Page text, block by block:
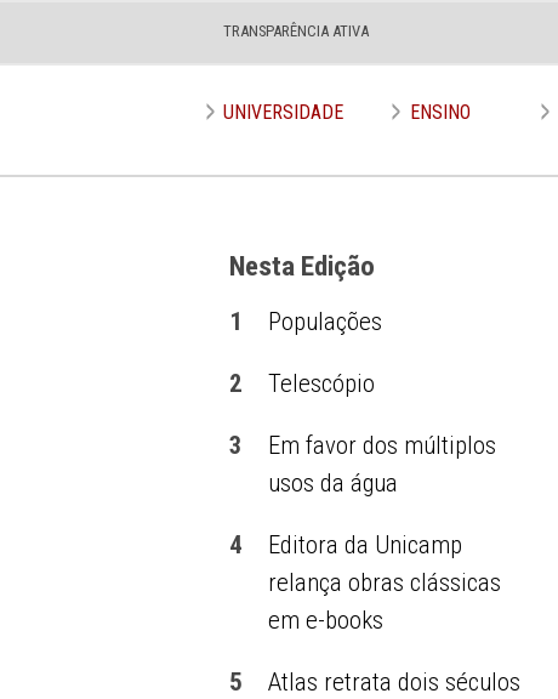
TRANSPARÊNCIA ATIVA
UNIVERSIDADE ENSINO
Nesta Edição
1 Populações
2 Telescópio
3
Em favor dos múltiplos
usos da água
4
Editora da Unicamp
relança obras clássicas
em e-books
5
Atlas retrata dois séculos